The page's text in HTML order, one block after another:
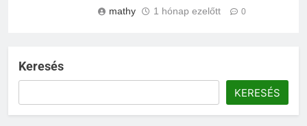
mathy 1 hónap ezelőtt 0
Keresés
KERESÉS